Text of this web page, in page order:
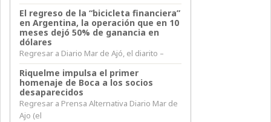
El regreso de la “bicicleta financiera”
en Argentina, la operación que en 10
meses dejó 50% de ganancia en
dólares
Regresar a Diario Mar de Ajó, el diarito –
Riquelme impulsa el primer
homenaje de Boca a los socios
desaparecidos
Regresar a Prensa Alternativa Diario Mar de
Ajo (el